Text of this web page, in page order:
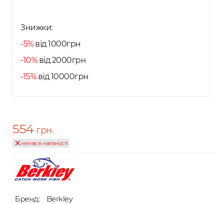
Знижки:
-5%від 1000грн
-10%від 2000грн
-15%від 10000грн
554грн.
немає в наявності
Бренд: Berkley